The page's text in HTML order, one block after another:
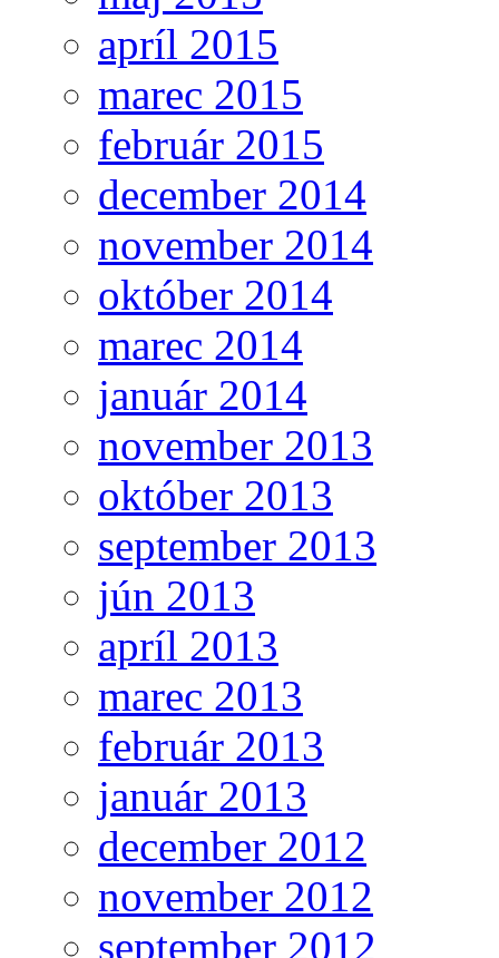
apríl 2015
marec 2015
február 2015
december 2014
november 2014
október 2014
marec 2014
január 2014
november 2013
október 2013
september 2013
jún 2013
apríl 2013
marec 2013
február 2013
január 2013
december 2012
november 2012
september 2012